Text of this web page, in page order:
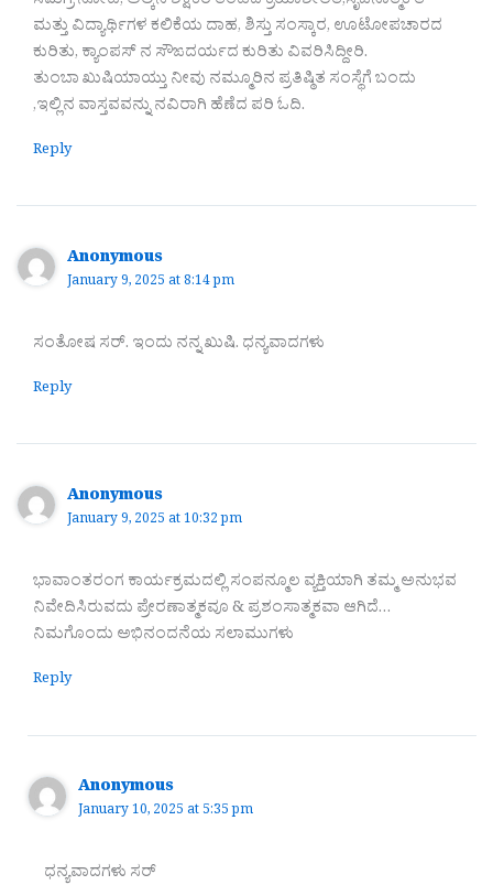
ಮತ್ತು ವಿದ್ಯಾರ್ಥಿಗಳ ಕಲಿಕೆಯ ದಾಹ, ಶಿಸ್ತು ಸಂಸ್ಕಾರ, ಊಟೋಪಚಾರದ
ಕುರಿತು, ಕ್ಯಾಂಪಸ್ ನ ಸೌಙದರ್ಯದ ಕುರಿತು ವಿವರಿಸಿದ್ದೀರಿ.
ತುಂಬಾ ಖುಷಿಯಾಯ್ತು ನೀವು ನಮ್ಮೂರಿನ ಪ್ರತಿಷ್ಠಿತ ಸಂಸ್ಥೆಗೆ ಬಂದು
,ಇಲ್ಲಿನ ವಾಸ್ತವವನ್ನು ನವಿರಾಗಿ ಹೆಣೆದ ಪರಿ ಓದಿ.
Reply
Anonymous
January 9, 2025 at 8:14 pm
ಸಂತೋಷ ಸರ್. ಇಂದು ನನ್ನ ಖುಷಿ. ಧನ್ಯವಾದಗಳು
Reply
Anonymous
January 9, 2025 at 10:32 pm
ಭಾವಾಂತರಂಗ ಕಾರ್ಯಕ್ರಮದಲ್ಲಿ ಸಂಪನ್ಮೂಲ ವ್ಯಕ್ತಿಯಾಗಿ ತಮ್ಮ ಅನುಭವ
ನಿವೇದಿಸಿರುವದು ಪ್ರೇರಣಾತ್ಮಕವೂ & ಪ್ರಶಂಸಾತ್ಮಕವಾ ಆಗಿದೆ…
ನಿಮಗೊಂದು ಅಭಿನಂದನೆಯ ಸಲಾಮುಗಳು
Reply
Anonymous
January 10, 2025 at 5:35 pm
ಧನ್ಯವಾದಗಳು ಸರ್